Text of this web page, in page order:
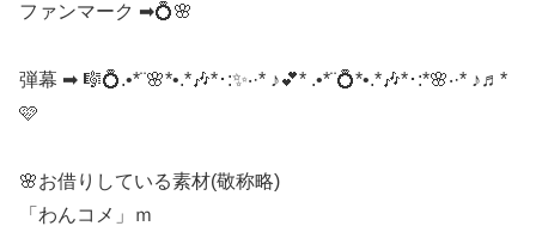
ファンマーク ➡💍🌸
弾幕 ➡ 🎼💍.•*¨🌸*•.*🎶*･:✨‧·* ♪💕* .•*¨💍*•.*🎶*･:*🌸‧·* ♪♬*
🩷
🌸お借りしている素材(敬称略)
「わんコメ」ｍ